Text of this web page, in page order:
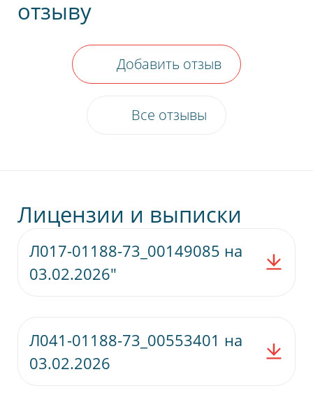
отзыву
Добавить отзыв
Все отзывы
Лицензии и выписки
Л017-01188-73_00149085 на
03.02.2026"
Л041-01188-73_00553401 на
03.02.2026